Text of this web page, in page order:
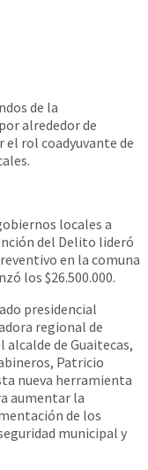
de la
alrededor de
el rol coadyuvante de
locales a
del Delito lideró
en la comuna
los $26.500.000.
presidencial
regional de
alcalde de Guaitecas,
Patricio
nueva herramienta
aumentar la
de los
municipal y